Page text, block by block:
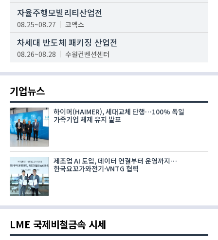
자율주행모빌리티산업전
08.25~08.27 코엑스
차세대 반도체 패키징 산업전
08.26~08.28 수원컨벤션센터
기업뉴스
하이머(HAIMER), 세대교체 단행…100% 독일
가족기업 체제 유지 발표
제조업 AI 도입, 데이터 연결부터 운영까지…
한국요꼬가와전기·VNTG 협력
LME 국제비철금속 시세